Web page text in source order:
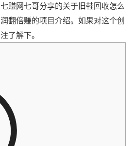
网七哥分享的关于旧鞋回收怎么
翻倍赚的项目介绍。如果对这个创
了解下。